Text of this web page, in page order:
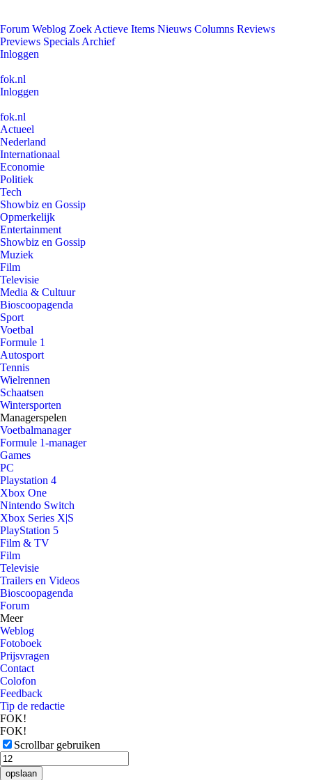
Forum Weblog Zoek Actieve Items Nieuws Columns Reviews
Previews Specials Archief
Inloggen
fok.nl
Inloggen
fok.nl
Actueel
Nederland
Internationaal
Economie
Politiek
Tech
Showbiz en Gossip
Opmerkelijk
Entertainment
Showbiz en Gossip
Muziek
Film
Televisie
Media & Cultuur
Bioscoopagenda
Sport
Voetbal
Formule 1
Autosport
Tennis
Wielrennen
Schaatsen
Wintersporten
Managerspelen
Voetbalmanager
Formule 1-manager
Games
PC
Playstation 4
Xbox One
Nintendo Switch
Xbox Series X|S
PlayStation 5
Film & TV
Film
Televisie
Trailers en Videos
Bioscoopagenda
Forum
Meer
Weblog
Fotoboek
Prijsvragen
Contact
Colofon
Feedback
Tip de redactie
FOK!
FOK!
Scrollbar gebruiken
opslaan